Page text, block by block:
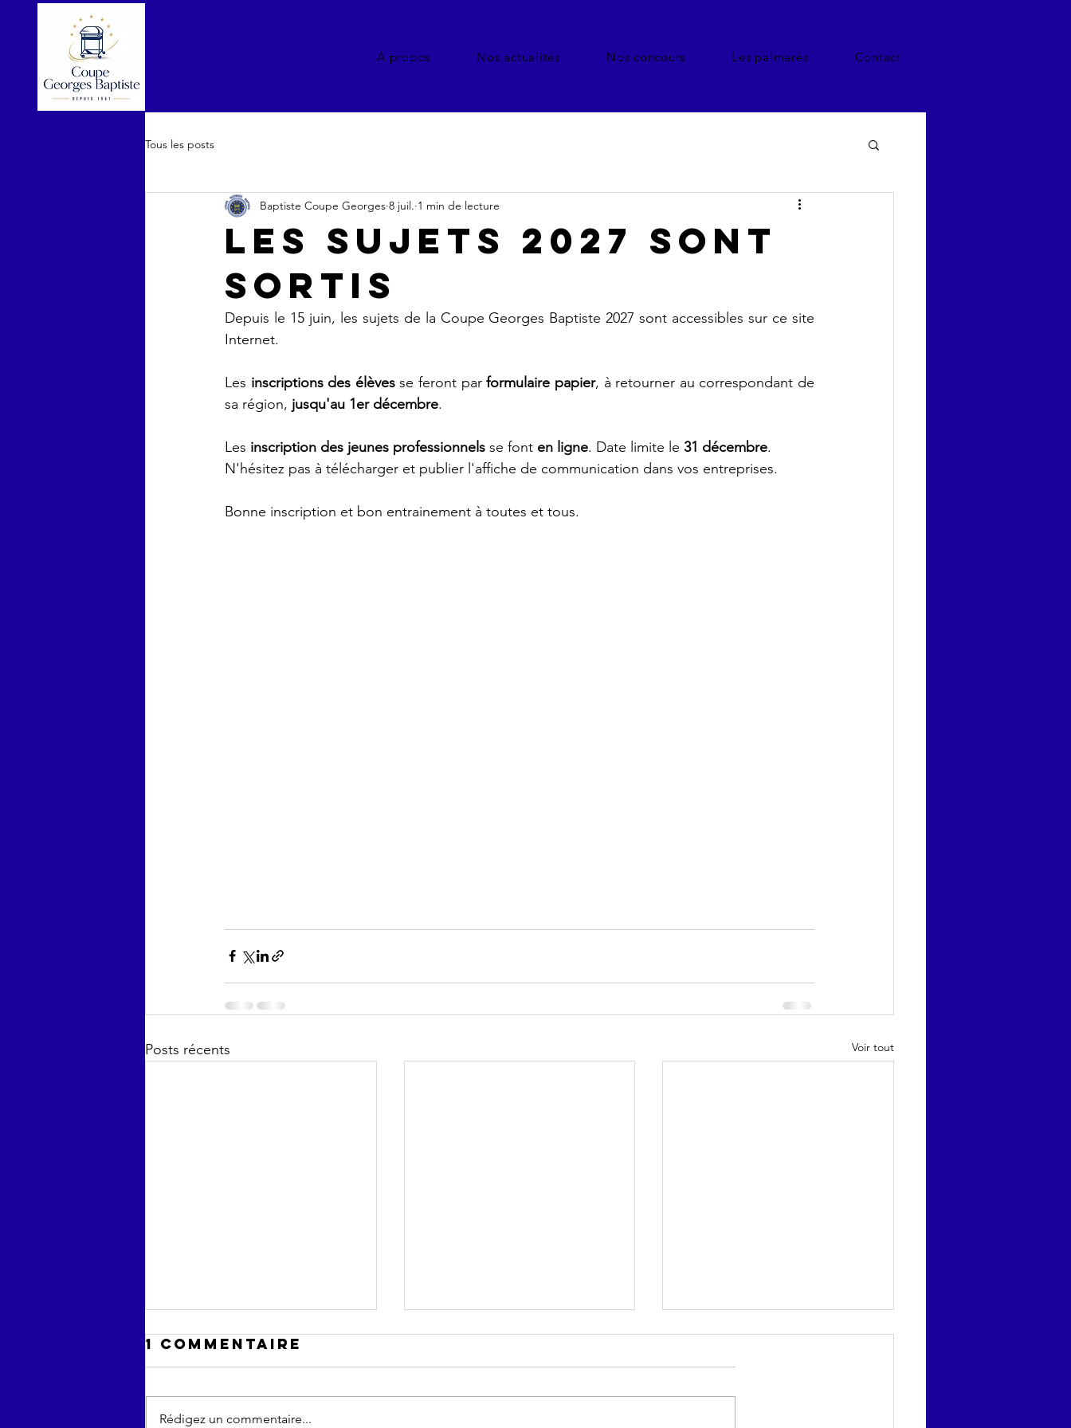
À propos Nos actualités Nos concours Les palmarès Contact
Tous les posts
Les sujets 2027 sont
sortis
Baptiste Coupe Georges 8 juil. 1 min de lecture
Depuis le 15 juin, les sujets de la Coupe Georges Baptiste 2027 sont accessibles sur ce site
Internet.
Les inscriptions des élèves se feront par formulaire papier, à retourner au correspondant de
sa région, jusqu'au 1er décembre.
Les inscription des jeunes professionnels se font en ligne. Date limite le 31 décembre.
N'hésitez pas à télécharger et publier l'affiche de communication dans vos entreprises.
Bonne inscription et bon entrainement à toutes et tous.
Posts récents Voir tout
1 commentaire
Rédigez un commentaire...